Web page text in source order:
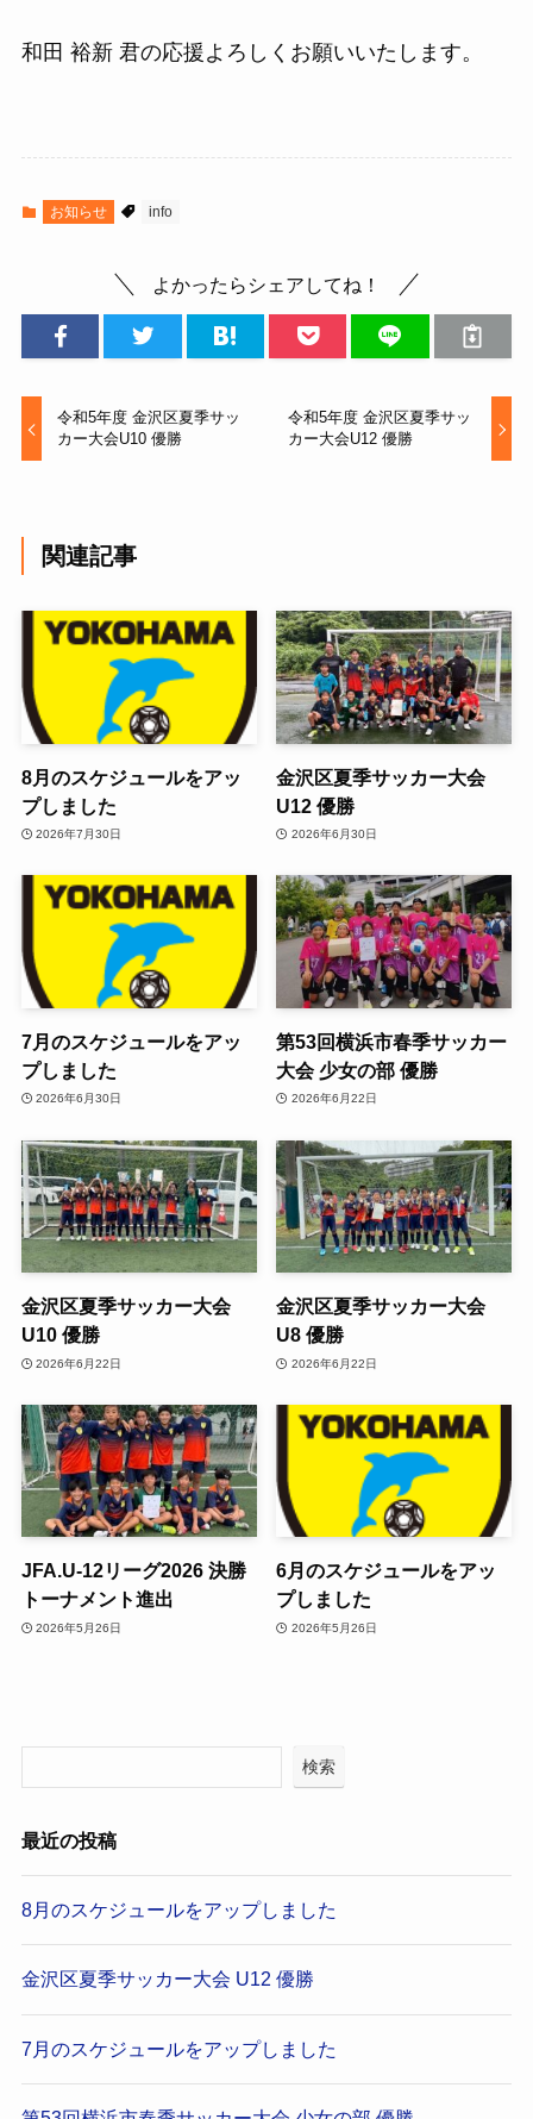
和田 裕新 君の応援よろしくお願いいたします。
お知らせ info
よかったらシェアしてね！
令和5年度 金沢区夏季サッ
カー大会U10 優勝
令和5年度 金沢区夏季サッ
カー大会U12 優勝
関連記事
8月のスケジュールをアッ
プしました
2026年7月30日
金沢区夏季サッカー大会
U12 優勝
2026年6月30日
7月のスケジュールをアッ
プしました
2026年6月30日
第53回横浜市春季サッカー
大会 少女の部 優勝
2026年6月22日
金沢区夏季サッカー大会
U10 優勝
2026年6月22日
金沢区夏季サッカー大会
U8 優勝
2026年6月22日
JFA.U-12リーグ2026 決勝
トーナメント進出
2026年5月26日
6月のスケジュールをアッ
プしました
2026年5月26日
検索
最近の投稿
8月のスケジュールをアップしました
金沢区夏季サッカー大会 U12 優勝
7月のスケジュールをアップしました